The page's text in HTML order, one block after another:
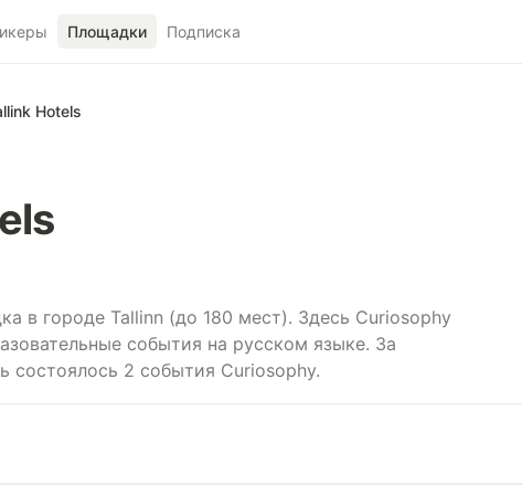
Площадки Подписка
Hotels
в городе Tallinn (до 180 мест). Здесь Curiosophy
события на русском языке. За
состоялось 2 события Curiosophy.